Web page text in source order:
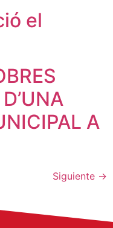
el
A
Siguiente →